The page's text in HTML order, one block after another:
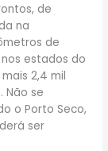
de
na
de
estados do
2,4 mil
Não se
o Porto Seco,
ser